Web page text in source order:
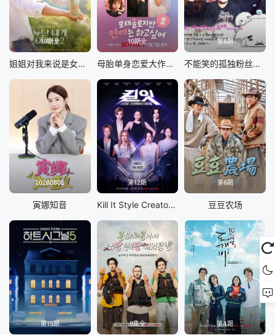
10期全
姐姐对我来说是女人2
10期全
母胎单身恋爱大作战2
第8期
不能笑的孤独粉丝见面会
20260805
寅娜知音
第12期
Kill It Style Creator War
第6期
豆豆农场
第15期 9集全 第4期